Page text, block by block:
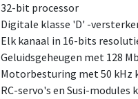
32-bit processor
Digitale klasse 'D' -
Elk kanaal in 16-bits
Geluidsgeheugen met 128
Motorbesturing met 50 kHz
RC-servo's en Susi-modules